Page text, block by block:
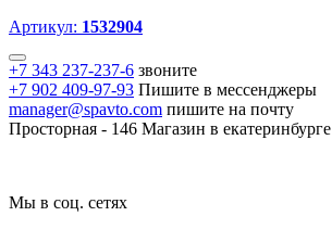
Артикул: 1532904
+7 343 237-237-6 звоните
+7 902 409-97-93 Пишите в мессенджеры
manager@spavto.com пишите на почту
Просторная - 146 Магазин в екатеринбурге
Мы в соц. сетях